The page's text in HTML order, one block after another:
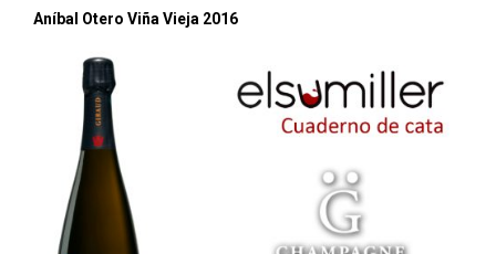
Aníbal Otero Viña Vieja 2016